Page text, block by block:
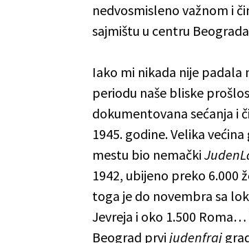
nedvosmisleno važnom i
sajmištu u centru
Iako mi nikada nije padala
periodu naše bliske
dokumentovana sećanja i
1945. godine. Velika
mestu bio nemački
1942, ubijeno preko 6.000
toga je do novembra sa
Jevreja i oko 1.500
Beograd prvi judenfraj